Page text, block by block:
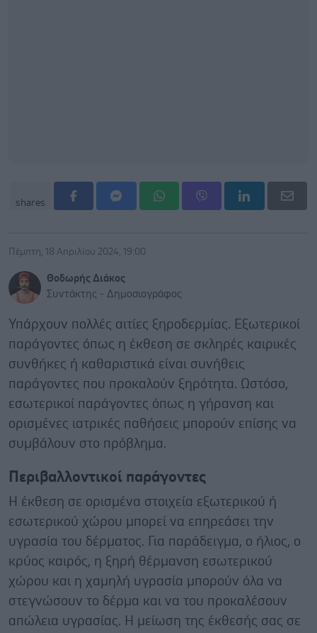
shares
Πέμπτη, 18 Απριλίου 2024, 19:00
Θοδωρής Διάκος
Συντάκτης - Δημοσιογράφος
Υπάρχουν πολλές αιτίες ξηροδερμίας. Εξωτερικοί
παράγοντες όπως η έκθεση σε σκληρές καιρικές
συνθήκες ή καθαριστικά είναι συνήθεις
παράγοντες που προκαλούν ξηρότητα. Ωστόσο,
εσωτερικοί παράγοντες όπως η γήρανση και
ορισμένες ιατρικές παθήσεις μπορούν επίσης να
συμβάλουν στο πρόβλημα.
Περιβαλλοντικοί παράγοντες
Η έκθεση σε ορισμένα στοιχεία εξωτερικού ή
εσωτερικού χώρου μπορεί να επηρεάσει την
υγρασία του δέρματος. Για παράδειγμα, ο ήλιος, ο
κρύος καιρός, η ξηρή θέρμανση εσωτερικού
χώρου και η χαμηλή υγρασία μπορούν όλα να
στεγνώσουν το δέρμα και να του προκαλέσουν
απώλεια υγρασίας. Η μείωση της έκθεσής σας σε